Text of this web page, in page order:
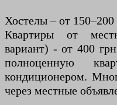
Хостелы – от 150–200
Квартиры от
вариант) - от 400
полноценную
кондиционером.
через местные